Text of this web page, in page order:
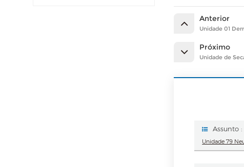
Anterior
Unidade 01
Próximo
Unidade de
Assunto :
Unidade 79